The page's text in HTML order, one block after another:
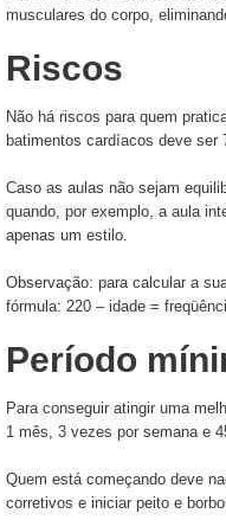
musculares do corpo,
Riscos
Não há riscos para quem
batimentos cardíacos deve ser
Caso as aulas não sejam
quando, por exemplo, a aula
apenas um estilo.
Observação: para calcular a
fórmula: 220 – idade =
Período
Para conseguir atingir uma
1 mês, 3 vezes por semana e
Quem está começando deve
corretivos e iniciar peito e